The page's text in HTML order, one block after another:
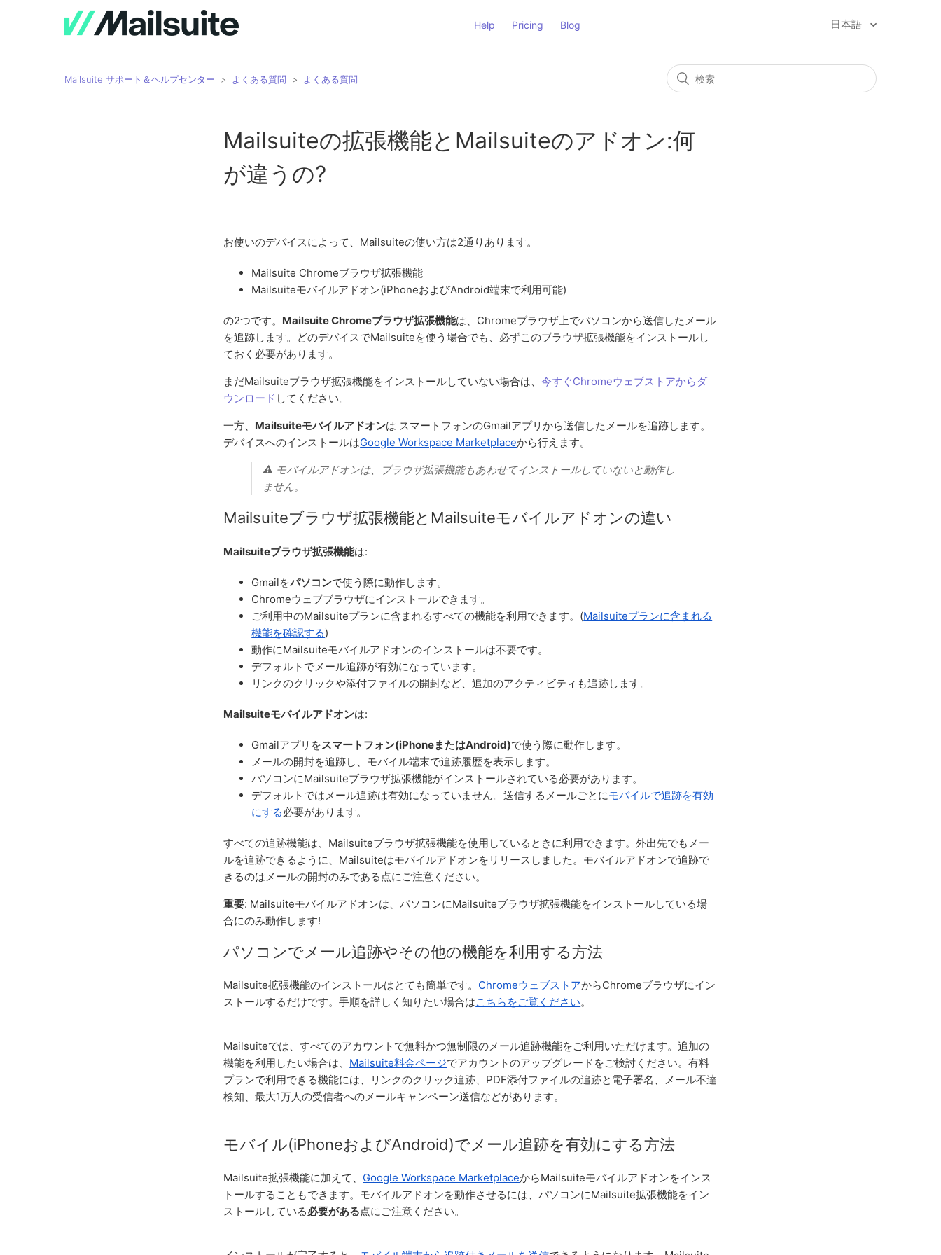
Help Pricing Blog 日本語
Mailsuite サポート＆ヘルプセンター よくある質問 よくある質問
Mailsuiteの拡張機能とMailsuiteのアドオン:何
が違うの?
お使いのデバイスによって、Mailsuiteの使い方は2通りあります。
Mailsuite Chromeブラウザ拡張機能
Mailsuiteモバイルアドオン(iPhoneおよびAndroid端末で利用可能)
の2つです。 Mailsuite Chromeブラウザ拡張機能は、Chromeブラウザ上でパソコンから送信したメール
を追跡します。どのデバイスでMailsuiteを使う場合でも、必ずこのブラウザ拡張機能をインストールし
ておく必要があります。
まだMailsuiteブラウザ拡張機能をインストールしていない場合は、今すぐChromeウェブストアからダ
ウンロード してください。
一方、 Mailsuiteモバイルアドオンは スマートフォンのGmailアプリから送信したメールを追跡します。
デバイスへのインストールはGoogle Workspace Marketplaceから行えます。
⚠️ モバイルアドオンは、ブラウザ拡張機能もあわせてインストールしていないと動作し
ません。
Mailsuiteブラウザ拡張機能とMailsuiteモバイルアドオンの違い
Mailsuiteブラウザ拡張機能は:
Gmailをパソコンで使う際に動作します。
Chromeウェブブラウザにインストールできます。
ご利用中のMailsuiteプランに含まれるすべての機能を利用できます。(Mailsuiteプランに含まれる
機能を確認する)
動作にMailsuiteモバイルアドオンのインストールは不要です。
デフォルトでメール追跡が有効になっています。
リンクのクリックや添付ファイルの開封など、追加のアクティビティも追跡します。
Mailsuiteモバイルアドオンは:
Gmailアプリをスマートフォン(iPhoneまたはAndroid)で使う際に動作します。
メールの開封を追跡し、モバイル端末で追跡履歴を表示します。
パソコンにMailsuiteブラウザ拡張機能がインストールされている必要があります。
デフォルトではメール追跡は有効になっていません。送信するメールごとにモバイルで追跡を有効
にする必要があります。
すべての追跡機能は、Mailsuiteブラウザ拡張機能を使用しているときに利用できます。外出先でもメー
ルを追跡できるように、Mailsuiteはモバイルアドオンをリリースしました。モバイルアドオンで追跡で
きるのはメールの開封のみである点にご注意ください。
重要: Mailsuiteモバイルアドオンは、パソコンにMailsuiteブラウザ拡張機能をインストールしている場
合にのみ動作します!
パソコンでメール追跡やその他の機能を利用する方法
Mailsuite拡張機能のインストールはとても簡単です。 ChromeウェブストアからChromeブラウザにイン
ストールするだけです。手順を詳しく知りたい場合はこちらをご覧ください。
Mailsuiteでは、すべてのアカウントで無料かつ無制限のメール追跡機能をご利用いただけます。追加の
機能を利用したい場合は、 Mailsuite料金ページでアカウントのアップグレードをご検討ください。有料
プランで利用できる機能には、リンクのクリック追跡、PDF添付ファイルの追跡と電子署名、メール不達
検知、最大1万人の受信者へのメールキャンペーン送信などがあります。
モバイル(iPhoneおよびAndroid)でメール追跡を有効にする方法
Mailsuite拡張機能に加えて、 Google Workspace MarketplaceからMailsuiteモバイルアドオンをインス
トールすることもできます。モバイルアドオンを動作させるには、パソコンにMailsuite拡張機能をイン
ストールしている必要がある点にご注意ください。